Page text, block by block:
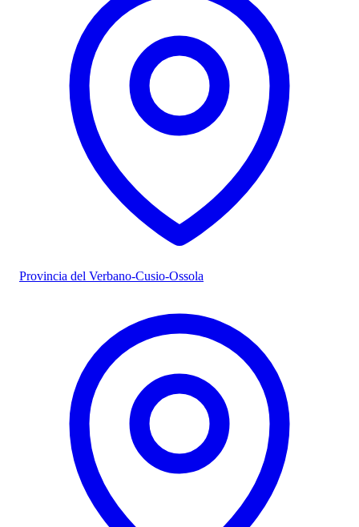
Provincia del Verbano-Cusio-Ossola